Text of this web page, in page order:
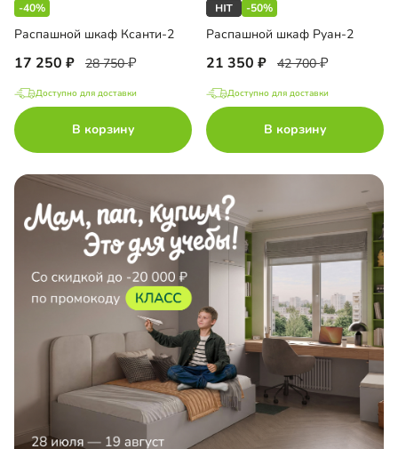
-40%
Распашной шкаф Ксанти-2
17 250 28 750
Доступно для доставки
В корзину
-50%
Распашной шкаф Руан-2
21 350 42 700
Доступно для доставки
В корзину